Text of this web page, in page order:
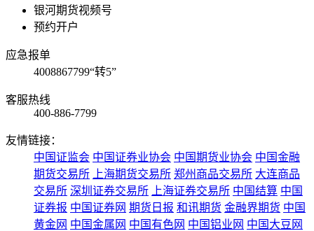
银河期货视频号
预约开户
应急报单
4008867799“转5”
客服热线
400-886-7799
友情链接：
中国证监会 中国证券业协会 中国期货业协会 中国金融
期货交易所
上海期货交易所 郑州商品交易所 大连商品
交易所 深圳证券交易所 上海证券交易所 中国结算 中国
证券报 中国证券网 期货日报 和讯期货 金融界期货 中国
黄金网 中国金属网 中国有色网 中国铝业网 中国大豆网